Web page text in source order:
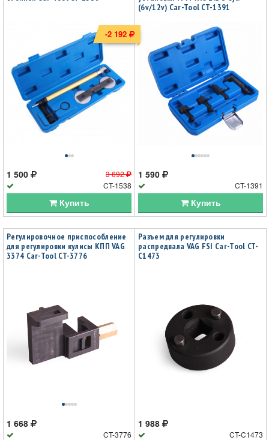
3 692
1 500
CT-1538
Купить
-2 192
(6v/12v) Car-Tool CT-1391
1 590
CT-1391
Купить
Регулировочное приспособление
для регулировки кулисы КПП VAG
3374 Car-Tool CT-3776
1 668
CT-3776
Разъем для регулировки
распредвала VAG FSI Car-Tool CT-
C1473
1 988
CT-C1473